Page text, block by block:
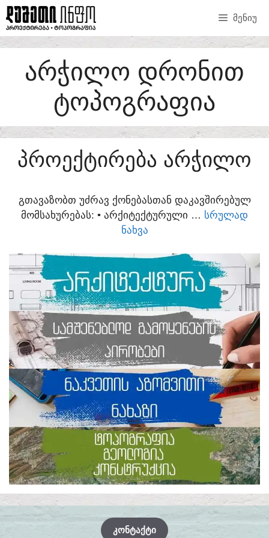
SKIP
TO
CONTENT
ᲛᲔᲜᲘᲣ
ᲐᲠᲭᲘᲚᲝ ᲓᲠᲝᲜᲘᲗ
ᲢᲝᲞᲝᲒᲠᲐᲤᲘᲐ
ᲞᲠᲝᲔᲥᲢᲘᲠᲔᲑᲐ ᲐᲠᲭᲘᲚᲝ
ᲒᲗᲐᲕᲐᲖᲝᲑᲗ ᲣᲫᲠᲐᲕ ᲥᲝᲜᲔᲑᲐᲡᲗᲐᲜ ᲓᲐᲙᲐᲕᲨᲘᲠᲔᲑᲣᲚ
ᲛᲝᲛᲡᲐᲮᲣᲠᲔᲑᲐᲡ:​ • ᲐᲠᲥᲘᲢᲔᲥᲢᲣᲠᲣᲚᲘ … ᲡᲠᲣᲚᲐᲓ
ᲜᲐᲮᲕᲐ
ᲙᲝᲜᲢᲐᲥᲢᲘ